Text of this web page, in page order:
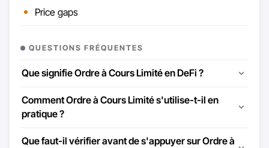
Price gaps
QUESTIONS FRÉQUENTES
Que signifie Ordre à Cours Limité en DeFi ?
Comment Ordre à Cours Limité s'utilise-t-il en
pratique ?
Que faut-il vérifier avant de s'appuyer sur Ordre à